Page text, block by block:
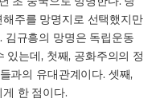
주를 망명지로 선택했지만
김규흥의 망명은 독립운동
있는데, 첫째, 공화주의의 정
과의 유대관계이다. 셋째,
한 점이다.